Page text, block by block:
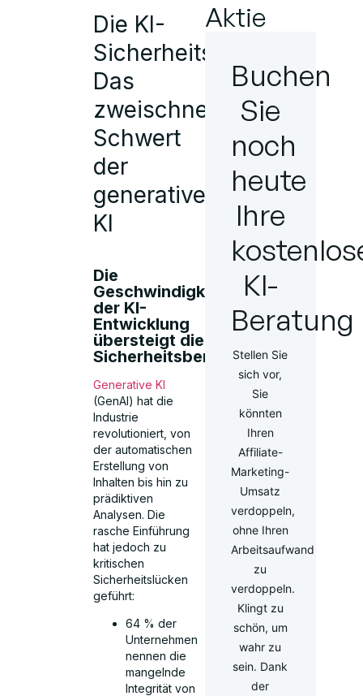
Die KI-
Sicherheitskrise:
Das
zweischneidige
Schwert
der
generativen
KI
Die
Geschwindigkeit
der KI-
Entwicklung
übersteigt die
Sicherheitsbereitschaft
Generative KI
(GenAI) hat die
Industrie
revolutioniert, von
der automatischen
Erstellung von
Inhalten bis hin zu
prädiktiven
Analysen. Die
rasche Einführung
hat jedoch zu
kritischen
Sicherheitslücken
geführt:
64 % der
Unternehmen
nennen die
mangelnde
Integrität von
Aktie
Buchen
Sie
noch
heute
Ihre
KI-
Beratung
Stellen Sie
sich vor,
Sie
könnten
Ihren
Affiliate-
Marketing-
Umsatz
verdoppeln,
ohne Ihren
Arbeitsaufwand
zu
verdoppeln.
Klingt zu
schön, um
wahr zu
sein. Dank
der